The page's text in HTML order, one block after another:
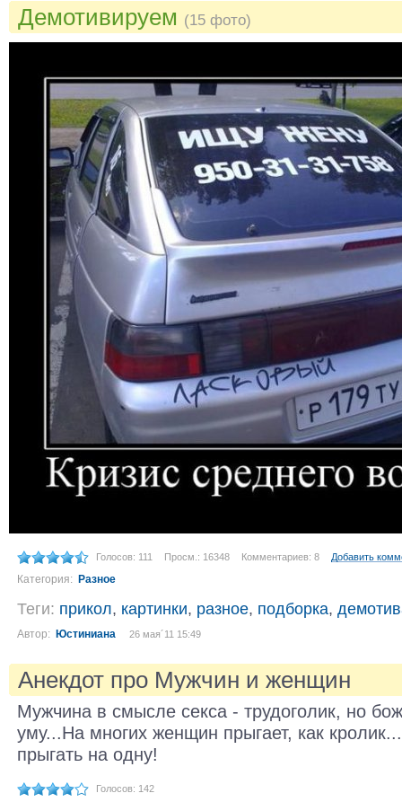
Демотивируем (15 фото)
Голосов: 111 Просм.: 16348 Комментариев: 8 Добавить
Категория: Разное
Теги: прикол, картинки, разное, подборка,
Автор: Юстиниана 26 мая´11 15:49
Анекдот про Мужчин и женщин
Мужчина в смысле секса - трудоголик, но
уму...На многих женщин прыгает, как
прыгать на одну!
Голосов: 142